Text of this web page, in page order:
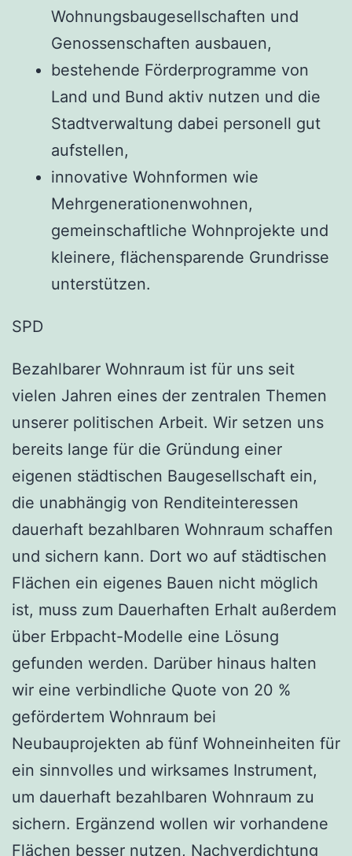
Wohnungsbaugesellschaften und
Genossenschaften ausbauen,
bestehende Förderprogramme von
Land und Bund aktiv nutzen und die
Stadtverwaltung dabei personell gut
aufstellen,
innovative Wohnformen wie
Mehrgenerationenwohnen,
gemeinschaftliche Wohnprojekte und
kleinere, flächensparende Grundrisse
unterstützen.
SPD
Bezahlbarer Wohnraum ist für uns seit
vielen Jahren eines der zentralen Themen
unserer politischen Arbeit. Wir setzen uns
bereits lange für die Gründung einer
eigenen städtischen Baugesellschaft ein,
die unabhängig von Renditeinteressen
dauerhaft bezahlbaren Wohnraum schaffen
und sichern kann. Dort wo auf städtischen
Flächen ein eigenes Bauen nicht möglich
ist, muss zum Dauerhaften Erhalt außerdem
über Erbpacht-Modelle eine Lösung
gefunden werden. Darüber hinaus halten
wir eine verbindliche Quote von 20 %
gefördertem Wohnraum bei
Neubauprojekten ab fünf Wohneinheiten für
ein sinnvolles und wirksames Instrument,
um dauerhaft bezahlbaren Wohnraum zu
sichern. Ergänzend wollen wir vorhandene
Flächen besser nutzen, Nachverdichtung